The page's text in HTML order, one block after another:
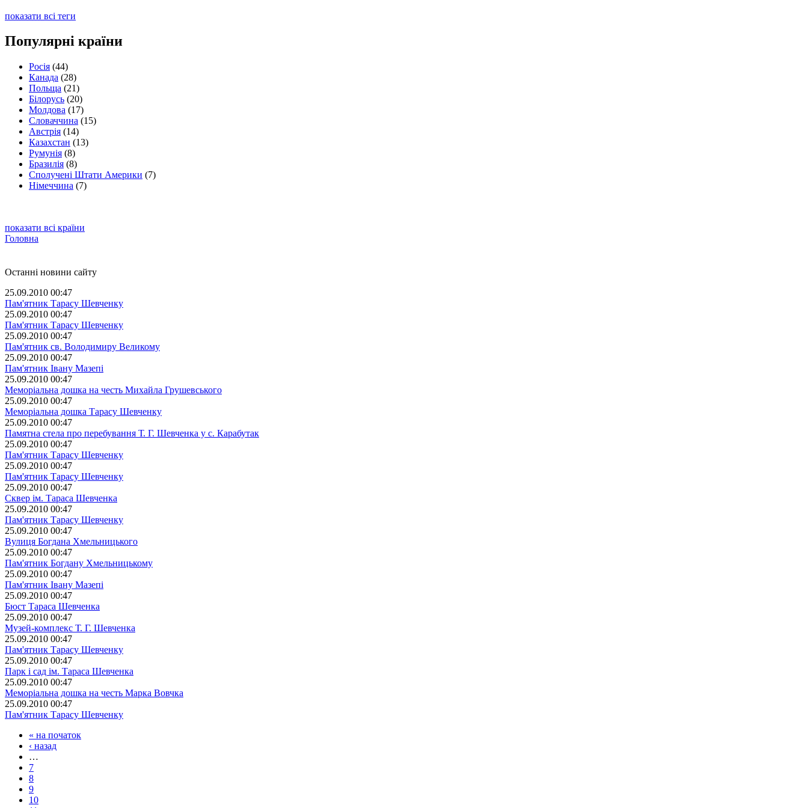
показати всі теги
Популярні країни
Росія (44)
Канада (28)
Польща (21)
Білорусь (20)
Молдова (17)
Словаччина (15)
Австрія (14)
Казахстан (13)
Румунія (8)
Бразилія (8)
Сполучені Штати Америки (7)
Німеччина (7)
показати всі країни
Головна
Останні новини сайту
25.09.2010 00:47
Пам'ятник Тарасу Шевченку
25.09.2010 00:47
Пам'ятник Тарасу Шевченку
25.09.2010 00:47
Пам'ятник св. Володимиру Великому
25.09.2010 00:47
Пам'ятник Івану Мазепі
25.09.2010 00:47
Меморіальна дошка на честь Михайла Грушевського
25.09.2010 00:47
Меморіальна дошка Тарасу Шевченку
25.09.2010 00:47
Памятна стела про перебування Т. Г. Шевченка у с. Карабутак
25.09.2010 00:47
Пам'ятник Тарасу Шевченку
25.09.2010 00:47
Пам'ятник Тарасу Шевченку
25.09.2010 00:47
Сквер ім. Тараса Шевченка
25.09.2010 00:47
Пам'ятник Тарасу Шевченку
25.09.2010 00:47
Вулиця Богдана Хмельницького
25.09.2010 00:47
Пам'ятник Богдану Хмельницькому
25.09.2010 00:47
Пам'ятник Івану Мазепі
25.09.2010 00:47
Бюст Тараса Шевченка
25.09.2010 00:47
Музей-комплекс Т. Г. Шевченка
25.09.2010 00:47
Пам'ятник Тарасу Шевченку
25.09.2010 00:47
Парк і сад ім. Тараса Шевченка
25.09.2010 00:47
Меморіальна дошка на честь Марка Вовчка
25.09.2010 00:47
Пам'ятник Тарасу Шевченку
« на початок
‹ назад
…
7
8
9
10